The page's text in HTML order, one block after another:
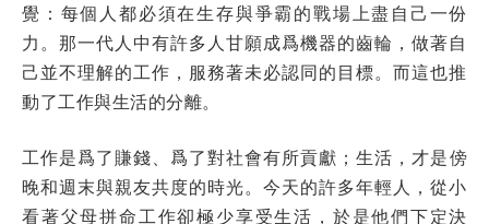
覺：每個人都必須在生存與爭霸的戰場上盡自己一份
力。那一代人中有許多人甘願成爲機器的齒輪，做著自
己並不理解的工作，服務著未必認同的目標。而這也推
動了工作與生活的分離。
工作是爲了賺錢、爲了對社會有所貢獻；生活，才是傍
晚和週末與親友共度的時光。今天的許多年輕人，從小
看著父母拼命工作卻極少享受生活，於是他們下定決